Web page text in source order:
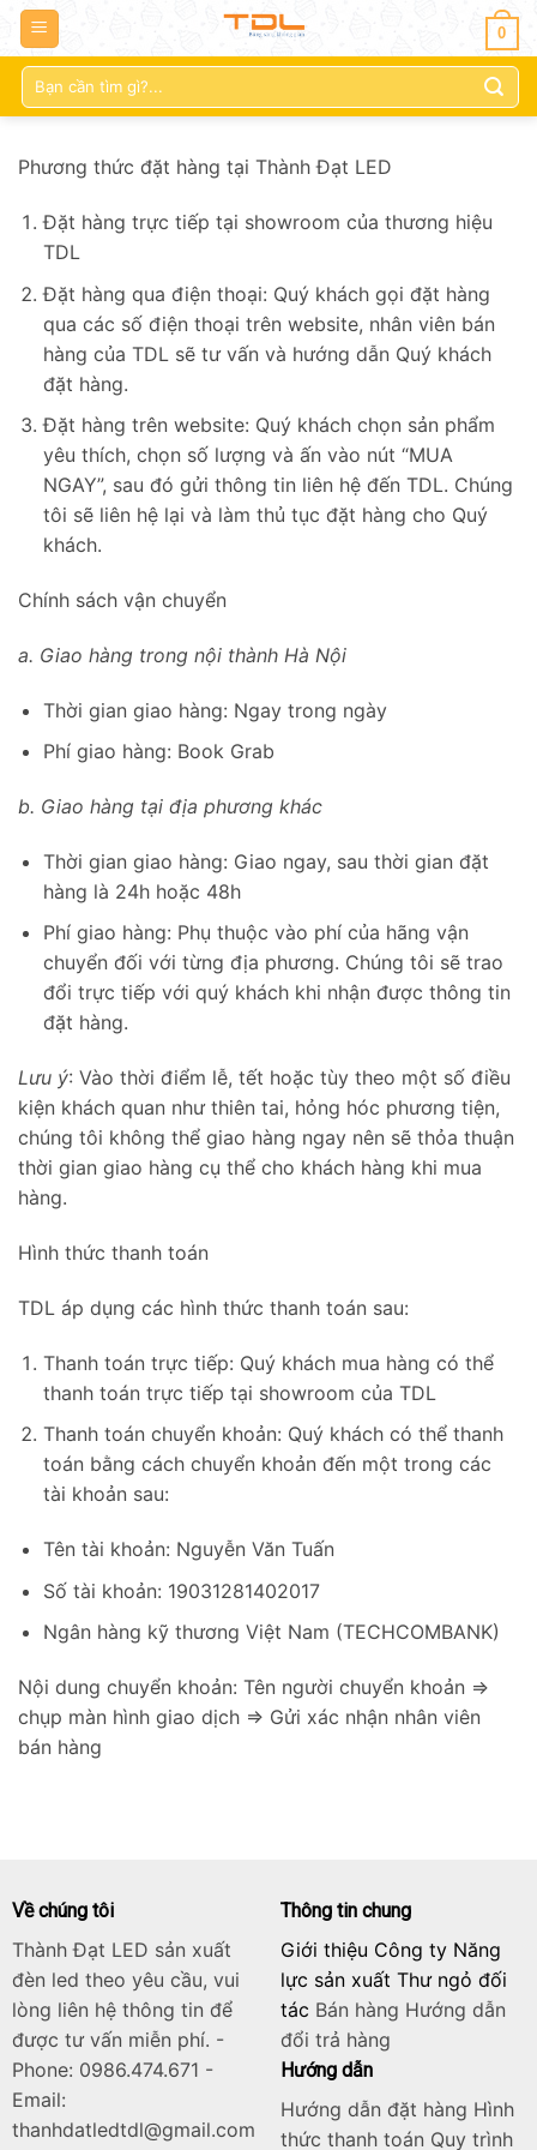
0
Tìm
kiếm:
Phương thức đặt hàng tại Thành Đạt LED
Đặt hàng trực tiếp tại showroom của thương hiệu
TDL
Đặt hàng qua điện thoại: Quý khách gọi đặt hàng
qua các số điện thoại trên website, nhân viên bán
hàng của TDL sẽ tư vấn và hướng dẫn Quý khách
đặt hàng.
Đặt hàng trên website: Quý khách chọn sản phẩm
yêu thích, chọn số lượng và ấn vào nút “MUA
NGAY”, sau đó gửi thông tin liên hệ đến TDL. Chúng
tôi sẽ liên hệ lại và làm thủ tục đặt hàng cho Quý
khách.
Chính sách vận chuyển
a. Giao hàng trong nội thành Hà Nội
Thời gian giao hàng: Ngay trong ngày
Phí giao hàng: Book Grab
b. Giao hàng tại địa phương khác
Thời gian giao hàng: Giao ngay, sau thời gian đặt
hàng là 24h hoặc 48h
Phí giao hàng: Phụ thuộc vào phí của hãng vận
chuyển đối với từng địa phương. Chúng tôi sẽ trao
đổi trực tiếp với quý khách khi nhận được thông tin
đặt hàng.
Lưu ý: Vào thời điểm lễ, tết hoặc tùy theo một số điều
kiện khách quan như thiên tai, hỏng hóc phương tiện,
chúng tôi không thể giao hàng ngay nên sẽ thỏa thuận
thời gian giao hàng cụ thể cho khách hàng khi mua
hàng.
Hình thức thanh toán
TDL áp dụng các hình thức thanh toán sau:
Thanh toán trực tiếp: Quý khách mua hàng có thể
thanh toán trực tiếp tại showroom của TDL
Thanh toán chuyển khoản: Quý khách có thể thanh
toán bằng cách chuyển khoản đến một trong các
tài khoản sau:
Tên tài khoản: Nguyễn Văn Tuấn
Số tài khoản: 19031281402017
Ngân hàng kỹ thương Việt Nam (TECHCOMBANK)
Nội dung chuyển khoản: Tên người chuyển khoản =>
chụp màn hình giao dịch => Gửi xác nhận nhân viên
bán hàng
Về chúng tôi
Thành Đạt LED sản xuất
đèn led theo yêu cầu, vui
lòng liên hệ thông tin để
được tư vấn miễn phí. -
Phone: 0986.474.671 -
Email:
thanhdatledtdl@gmail.com
Thông tin chung
Giới thiệu Công ty Năng
lực sản xuất Thư ngỏ đối
tác Bán hàng Hướng dẫn
đổi trả hàng
Hướng dẫn
Hướng dẫn đặt hàng Hình
thức thanh toán Quy trình